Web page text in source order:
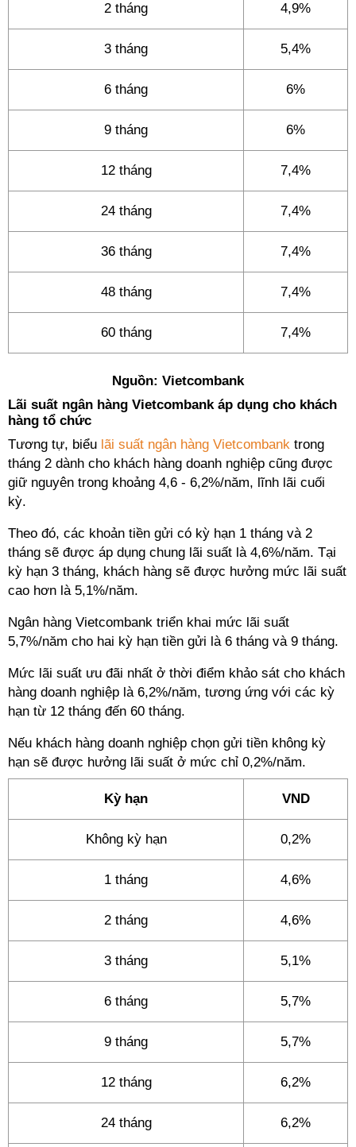
2 tháng 4,9%
3 tháng 5,4%
6 tháng 6%
9 tháng 6%
12 tháng 7,4%
24 tháng 7,4%
36 tháng 7,4%
48 tháng 7,4%
60 tháng 7,4%
Nguồn: Vietcombank
Lãi suất ngân hàng Vietcombank áp dụng cho khách
hàng tổ chức
Tương tự, biểu lãi suất ngân hàng Vietcombank trong
tháng 2 dành cho khách hàng doanh nghiệp cũng được
giữ nguyên trong khoảng 4,6 - 6,2%/năm, lĩnh lãi cuối
kỳ.
Theo đó, các khoản tiền gửi có kỳ hạn 1 tháng và 2
tháng sẽ được áp dụng chung lãi suất là 4,6%/năm. Tại
kỳ hạn 3 tháng, khách hàng sẽ được hưởng mức lãi suất
cao hơn là 5,1%/năm.
Ngân hàng Vietcombank triển khai mức lãi suất
5,7%/năm cho hai kỳ hạn tiền gửi là 6 tháng và 9 tháng.
Mức lãi suất ưu đãi nhất ở thời điểm khảo sát cho khách
hàng doanh nghiệp là 6,2%/năm, tương ứng với các kỳ
hạn từ 12 tháng đến 60 tháng.
Nếu khách hàng doanh nghiệp chọn gửi tiền không kỳ
hạn sẽ được hưởng lãi suất ở mức chỉ 0,2%/năm.
Kỳ hạn VND
Không kỳ hạn 0,2%
1 tháng 4,6%
2 tháng 4,6%
3 tháng 5,1%
6 tháng 5,7%
9 tháng 5,7%
12 tháng 6,2%
24 tháng 6,2%